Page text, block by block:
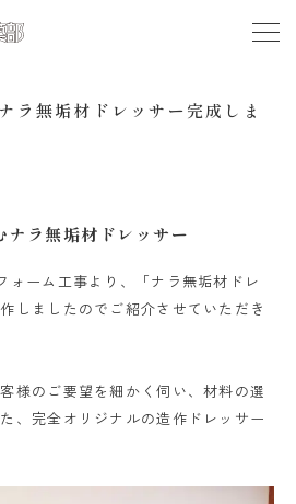
ラ無垢材ドレッサー完成しま
ラ無垢材ドレッサー
ォーム工事より、「ナラ無垢材ドレ
しましたのでご紹介させていただき
様のご要望を細かく伺い、材料の選
、完全オリジナルの造作ドレッサー